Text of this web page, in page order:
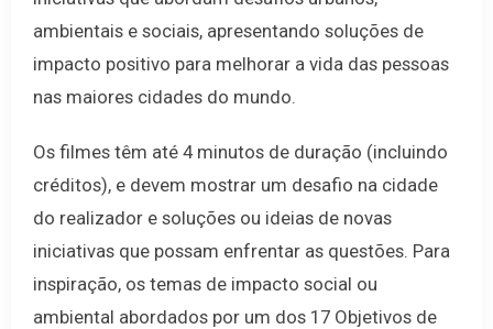
ambientais e sociais, apresentando soluções de
impacto positivo para melhorar a vida das pessoas
nas maiores cidades do mundo.
Os filmes têm até 4 minutos de duração (incluindo
créditos), e devem mostrar um desafio na cidade
do realizador e soluções ou ideias de novas
iniciativas que possam enfrentar as questões. Para
inspiração, os temas de impacto social ou
ambiental abordados por um dos 17 Objetivos de